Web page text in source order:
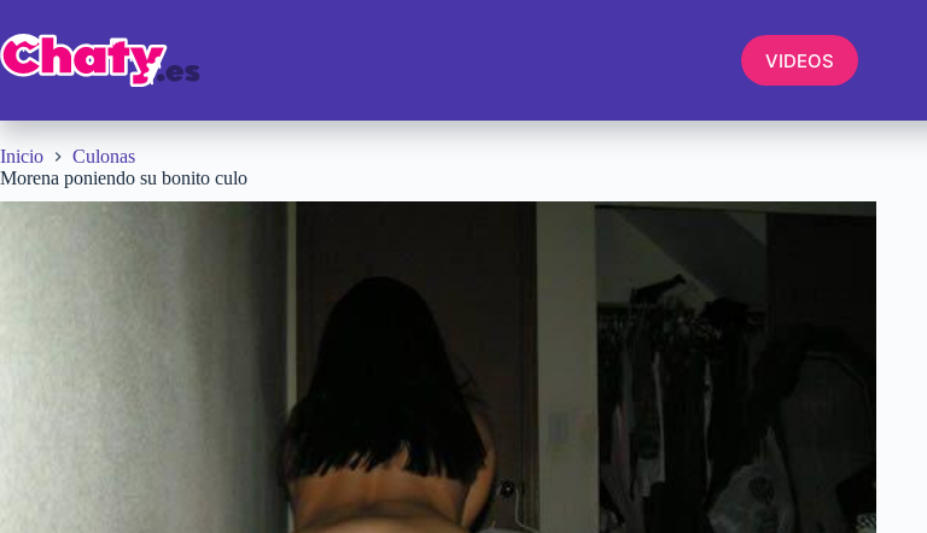
contenido
VIDEOS
Inicio
Culonas
Morena poniendo su bonito culo